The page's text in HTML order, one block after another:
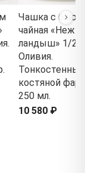
Чашка с
чайная
ландыш» 1/2
Оливия.
Тонкостенный
костяной
250 мл.
10 580 ₽